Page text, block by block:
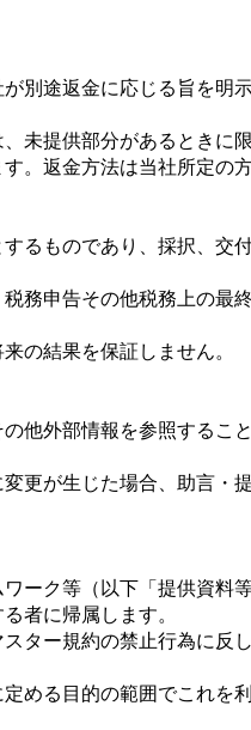
別途返金に応じる旨を明
未提供部分があるときに
。返金方法は当社所定の方
るものであり、採択、交
務申告その他税務上の最
の結果を保証しません。
他外部情報を参照するこ
更が生じた場合、助言・
ーク等（以下「提供資料
者に帰属します。
ター規約の禁止行為に反
める目的の範囲でこれを利